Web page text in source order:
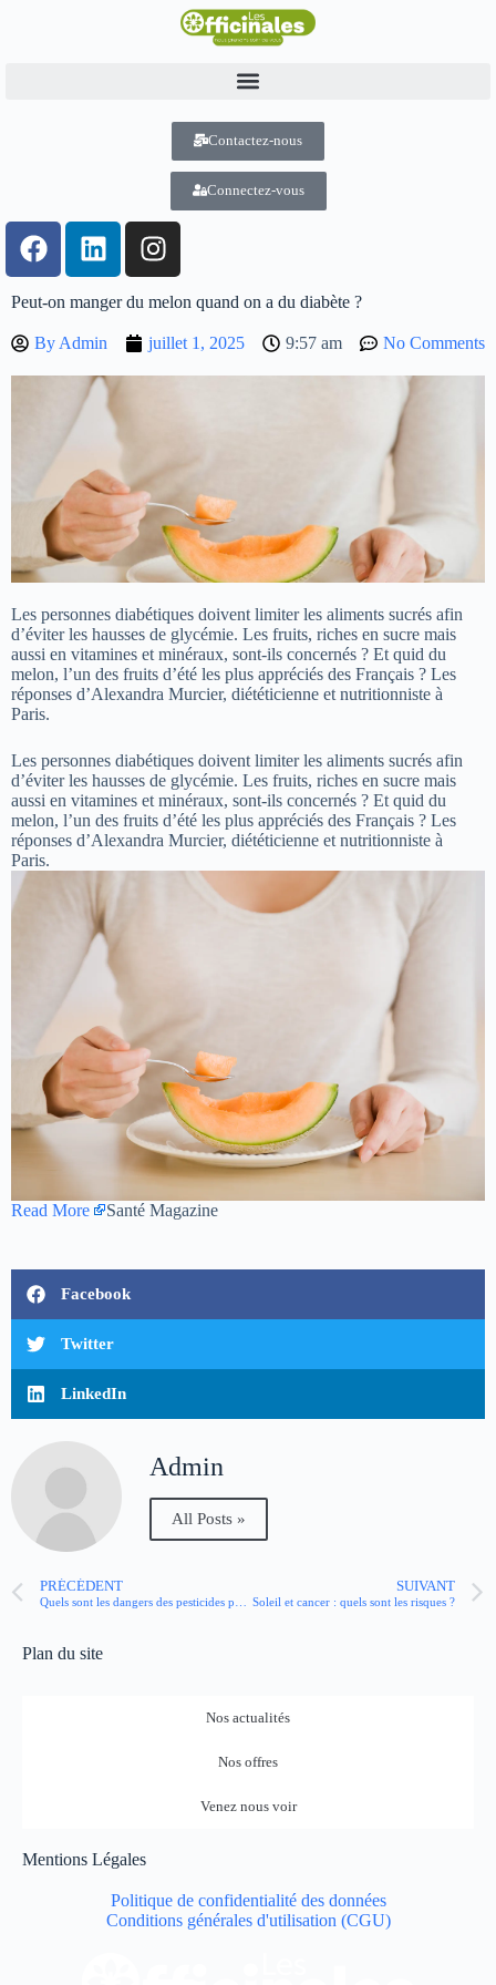
Contactez-nous
Connectez-vous
Peut-on manger du melon quand on a du diabète ?
By Admin juillet 1, 2025 9:57 am No Comments
Les personnes diabétiques doivent limiter les aliments sucrés afin
d’éviter les hausses de glycémie. Les fruits, riches en sucre mais
aussi en vitamines et minéraux, sont-ils concernés ? Et quid du
melon, l’un des fruits d’été les plus appréciés des Français ? Les
réponses d’Alexandra Murcier, diététicienne et nutritionniste à
Paris.
Les personnes diabétiques doivent limiter les aliments sucrés afin
d’éviter les hausses de glycémie. Les fruits, riches en sucre mais
aussi en vitamines et minéraux, sont-ils concernés ? Et quid du
melon, l’un des fruits d’été les plus appréciés des Français ? Les
réponses d’Alexandra Murcier, diététicienne et nutritionniste à
Paris.
Read More Santé Magazine
Facebook
Twitter
LinkedIn
Admin
All Posts »
PRÉCÉDENT SUIVANT
Soleil et cancer : quels sont les risques ?
Plan du site
Nos actualités
Nos offres
Venez nous voir
Mentions Légales
Politique de confidentialité des données
Conditions générales d'utilisation (CGU)